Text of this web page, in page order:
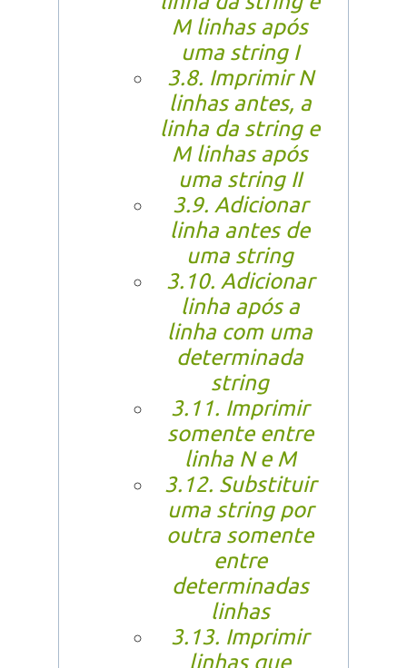
M linhas após
uma string I
3.8. Imprimir N
linhas antes, a
linha da string e
M linhas após
uma string II
3.9. Adicionar
linha antes de
uma string
3.10. Adicionar
linha após a
linha com uma
determinada
string
3.11. Imprimir
somente entre
linha N e M
3.12. Substituir
uma string por
outra somente
entre
determinadas
linhas
3.13. Imprimir
linhas que